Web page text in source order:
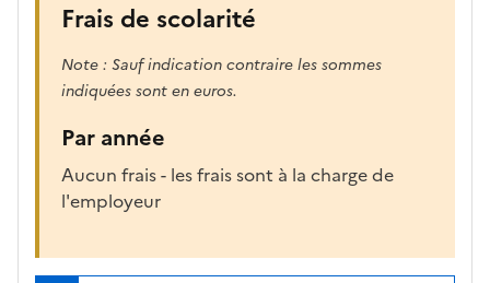
Frais de scolarité
Note : Sauf indication contraire les sommes
indiquées sont en euros.
Par année
Aucun frais - les frais sont à la charge de
l'employeur